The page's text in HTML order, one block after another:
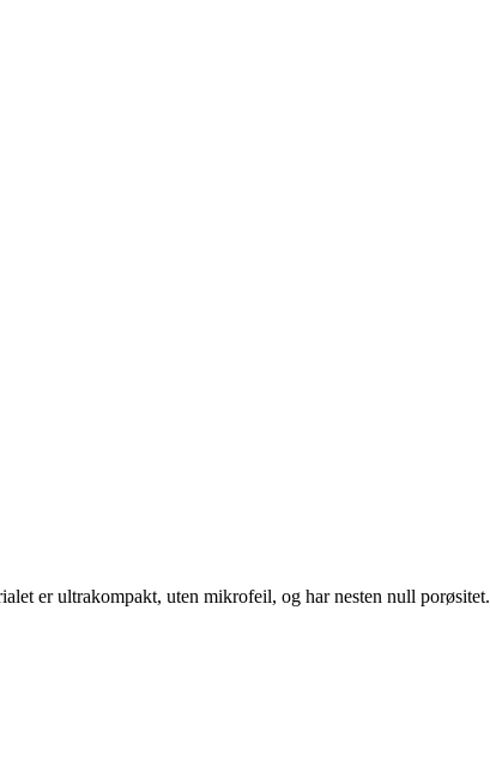
er ultrakompakt, uten mikrofeil, og har nesten null porøsitet.